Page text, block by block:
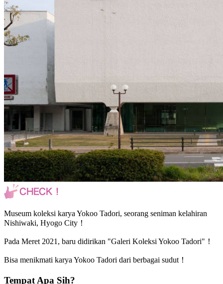
Museum koleksi karya Yokoo Tadori, seorang seniman kelahiran
Nishiwaki, Hyogo City！
Pada Meret 2021, baru didirikan "Galeri Koleksi Yokoo Tadori"！
Bisa menikmati karya Yokoo Tadori dari berbagai sudut！
Tempat Apa Sih?